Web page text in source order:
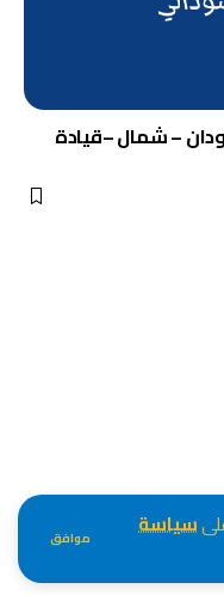
سياسة
موافق
– شمال –قيادة